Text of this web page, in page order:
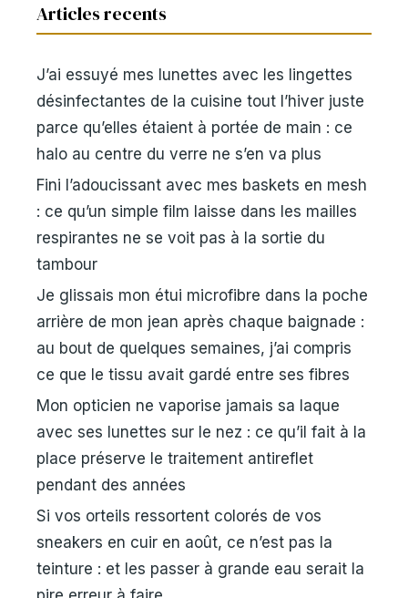
Articles recents
J’ai essuyé mes lunettes avec les lingettes
désinfectantes de la cuisine tout l’hiver juste
parce qu’elles étaient à portée de main : ce
halo au centre du verre ne s’en va plus
Fini l’adoucissant avec mes baskets en mesh
: ce qu’un simple film laisse dans les mailles
respirantes ne se voit pas à la sortie du
tambour
Je glissais mon étui microfibre dans la poche
arrière de mon jean après chaque baignade :
au bout de quelques semaines, j’ai compris
ce que le tissu avait gardé entre ses fibres
Mon opticien ne vaporise jamais sa laque
avec ses lunettes sur le nez : ce qu’il fait à la
place préserve le traitement antireflet
pendant des années
Si vos orteils ressortent colorés de vos
sneakers en cuir en août, ce n’est pas la
teinture : et les passer à grande eau serait la